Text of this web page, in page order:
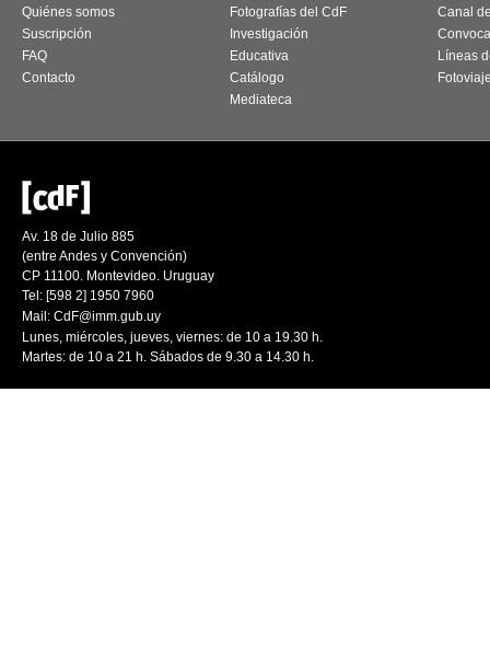
Quiénes somos
Suscripción
FAQ
Contacto
Fotografías del CdF
Investigación
Educativa
Catálogo
Mediateca
Canal
Líneas
Av. 18 de Julio 885
(entre Andes y Convención)
CP 11100. Montevideo. Uruguay
Tel: [598 2] 1950 7960
Mail: CdF@imm.gub.uy
Lunes, miércoles, jueves, viernes: de 10 a 19.30 h.
Martes: de 10 a 21 h. Sábados de 9.30 a 14.30 h.